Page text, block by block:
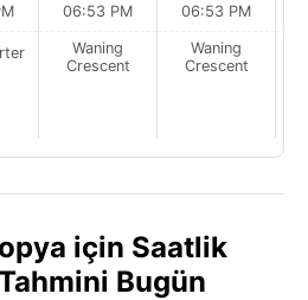
06:53 PM
Waning
Crescent
06:53 PM
Waning
Crescent
için Saatlik
Bugün